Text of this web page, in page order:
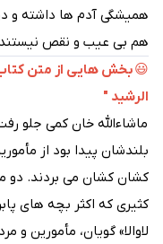
همیشگی آدم ها داشته و
هم بی عیب و نقص
😃بخش هایی از متن کتاب
الرشید "
ماشاءالله خان کمی جلو
بلندشان پیدا بود از
کشان کشان می بردند. دو
کثیری که اکثر بچه های
لاوالا» گویان، مأمورین